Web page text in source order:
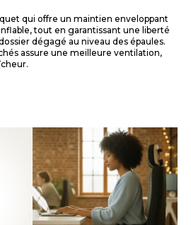
qui offre un maintien enveloppant
tout en garantissant une liberté
dégagé au niveau des épaules.
assure une meilleure ventilation,